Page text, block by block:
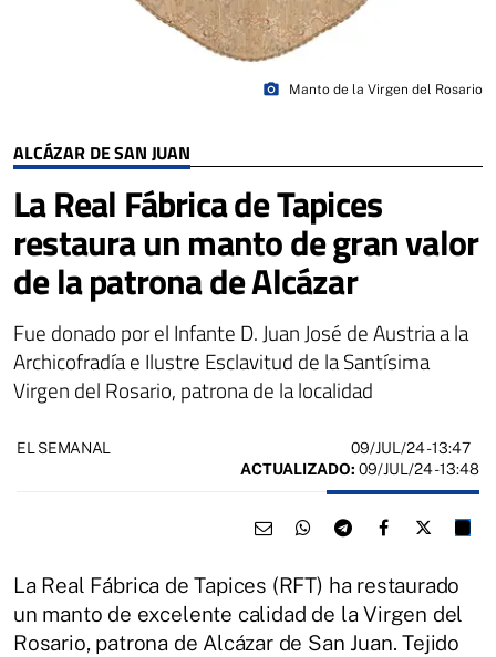
ALCÁZAR DE SAN JUAN
La Real Fábrica de Tapices
restaura un manto de gran valor
de la patrona de Alcázar
Fue donado por el Infante D. Juan José de Austria a la
Archicofradía e Ilustre Esclavitud de la Santísima
Virgen del Rosario, patrona de la localidad
photo_camera Manto de la Virgen del Rosario
EL SEMANAL 09/JUL/24- 13:47
ACTUALIZADO: 09/JUL/24 - 13:48
La Real Fábrica de Tapices (RFT) ha restaurado
un manto de excelente calidad de la Virgen del
Rosario, patrona de Alcázar de San Juan. Tejido